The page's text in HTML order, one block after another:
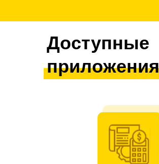
Доступные